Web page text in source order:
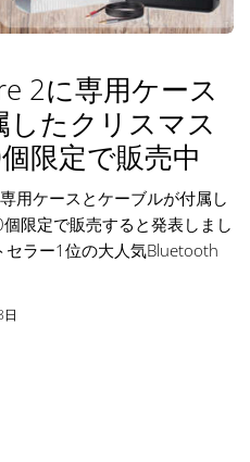
2に専用ケース
したクリスマス
限定で販売中
用ケースとケーブルが付属し
限定で販売すると発表しまし
ラー1位の大人気Bluetooth